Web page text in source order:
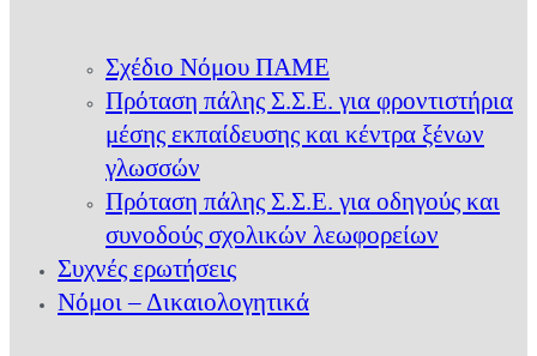
Σχέδιο Νόμου ΠΑΜΕ
Πρόταση πάλης Σ.Σ.Ε. για φροντιστήρια
μέσης εκπαίδευσης και κέντρα ξένων
γλωσσών
Πρόταση πάλης Σ.Σ.Ε. για οδηγούς και
συνοδούς σχολικών λεωφορείων
Συχνές ερωτήσεις
Νόμοι – Δικαιολογητικά